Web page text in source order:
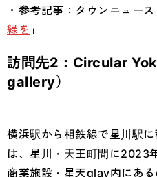
・参考記事：タウンニュース
緑を 」
訪問先2：Circular
gallery）
横浜駅から相鉄線で星川駅
は、星川・天王町間に2023
商業施設・星天qlay内にあ